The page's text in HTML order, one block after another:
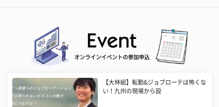
オンラインイベントの参加申込
【大林組】転勤&ジョブローテは怖くな
い！九州の現場から設